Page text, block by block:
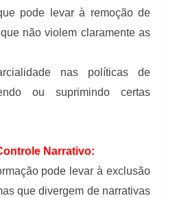
pode levar à remoção de
não violem claramente as
nas políticas de
ou suprimindo certas
Narrativo:
pode levar à exclusão
que divergem de narrativas